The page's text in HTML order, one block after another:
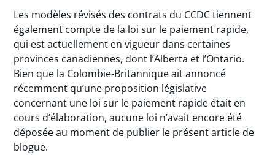
Les modèles révisés des contrats du CCDC tiennent
également compte de la loi sur le paiement rapide,
qui est actuellement en vigueur dans certaines
provinces canadiennes, dont l’Alberta et l’Ontario.
Bien que la Colombie-Britannique ait annoncé
récemment qu’une proposition législative
concernant une loi sur le paiement rapide était en
cours d’élaboration, aucune loi n’avait encore été
déposée au moment de publier le présent article de
blogue.